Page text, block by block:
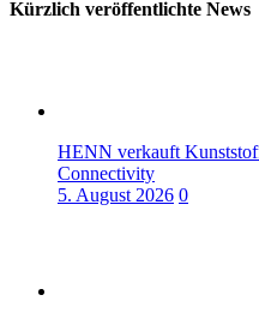
Kürzlich veröffentlichte News
HENN verkauft
Connectivity
5. August 2026 0